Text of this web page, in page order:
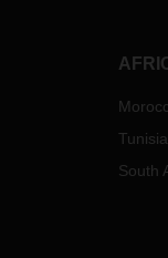
z
Tunisia
South